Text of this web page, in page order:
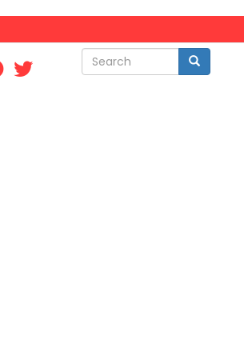
Search Search